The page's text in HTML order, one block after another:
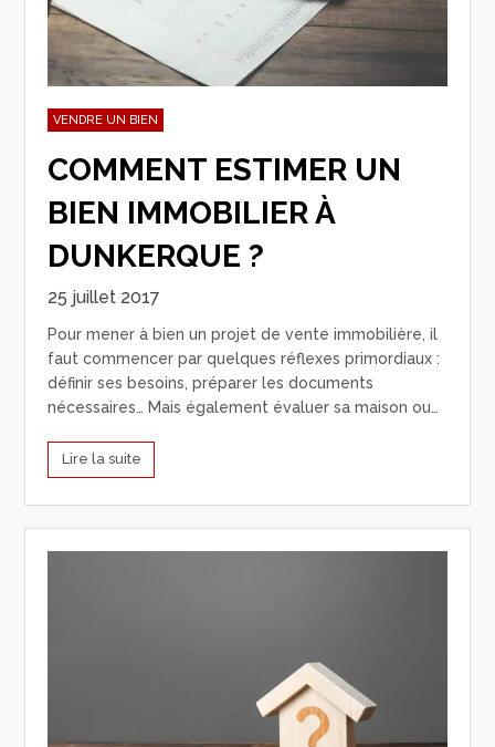
VENDRE UN BIEN
COMMENT ESTIMER UN
BIEN IMMOBILIER À
DUNKERQUE ?
25 juillet 2017
Pour mener à bien un projet de vente immobilière, il
faut commencer par quelques réflexes primordiaux :
définir ses besoins, préparer les documents
nécessaires… Mais également évaluer sa maison ou…
Lire la suite